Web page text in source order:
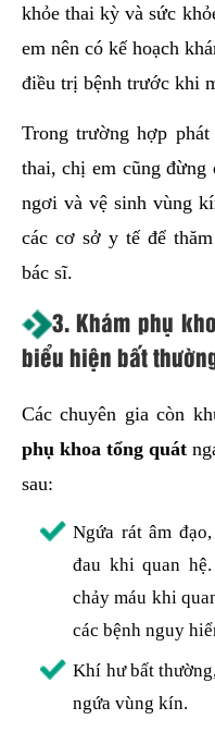
khỏe thai kỳ và sức
em nên có kế hoạch
điều trị bệnh trước khi
Trong trường hợp
thai, chị em cũng
ngơi và vệ sinh vùng
các cơ sở y tế để
bác sĩ.
3. Khám phụ
biểu hiện bất
Các chuyên gia còn
phụ khoa tổng quát
sau:
Ngứa rát âm
đau khi quan
chảy máu khi
các bệnh nguy
Khí hư bất
ngứa vùng kín.